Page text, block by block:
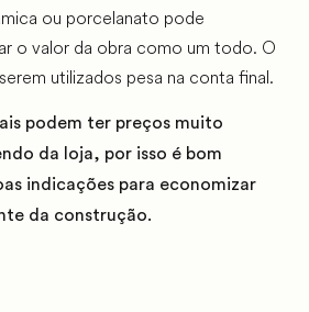
ou porcelanato pode
o valor da obra como um todo. O
utilizados pesa na conta final.
podem ter preços muito
da loja, por isso é bom
indicações para economizar
da construção.